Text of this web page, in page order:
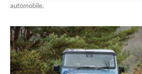
automobile.